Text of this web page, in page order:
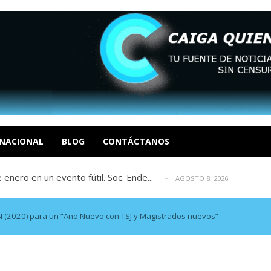
BLOG CONTÁCTANOS
R AGOSTO 8, 2026
Realpolitik y el Desmante... AGOSTO 8, 2026
García AGOSTO 7, 2026
en un evento fútil. Soc. Ende...
Luis Centeno S AGOSTO 8, 2026
R AGOSTO 8, 2026
Realpolitik y el Desmante... AGOSTO 8, 2026
García AGOSTO 7, 2026
para un “Año Nuevo con TSJ y Magistrados nuevos”